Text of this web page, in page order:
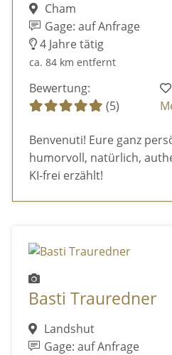
Cham
Gage: auf Anfrage
4 Jahre tätig
ca. 84 km entfernt
Bewertung:
(5)
Benvenuti! Eure ganz
humorvoll, natürlich,
KI-frei erzählt!
Basti Trauredner
Landshut
Gage: auf Anfrage